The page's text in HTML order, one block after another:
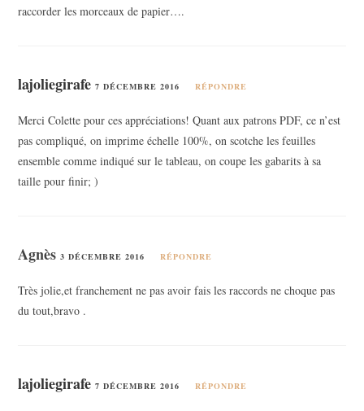
raccorder les morceaux de papier….
lajoliegirafe 7 DÉCEMBRE 2016 RÉPONDRE
Merci Colette pour ces appréciations! Quant aux patrons PDF, ce n’est
pas compliqué, on imprime échelle 100%, on scotche les feuilles
ensemble comme indiqué sur le tableau, on coupe les gabarits à sa
taille pour finir; )
Agnès3 DÉCEMBRE 2016 RÉPONDRE
Très jolie,et franchement ne pas avoir fais les raccords ne choque pas
du tout,bravo .
lajoliegirafe 7 DÉCEMBRE 2016 RÉPONDRE